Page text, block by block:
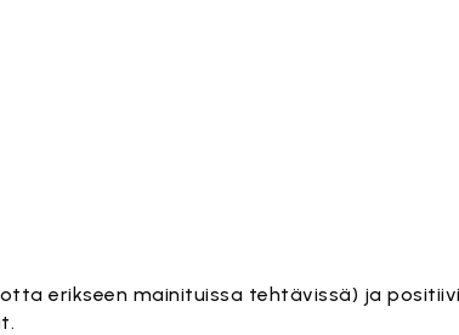
erikseen mainituissa tehtävissä) ja